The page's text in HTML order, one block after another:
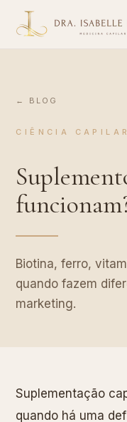
Dra. Isabelle Ledo -
Tratamentos para
← BLOG
CIÊNCIA CAPILAR
Biotina, ferro,
quando fazem
marketing.
Suplementação
quando há uma